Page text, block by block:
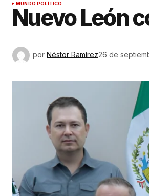
MUNDO POLÍTICO
Nuevo León
por Néstor Ramírez26 de